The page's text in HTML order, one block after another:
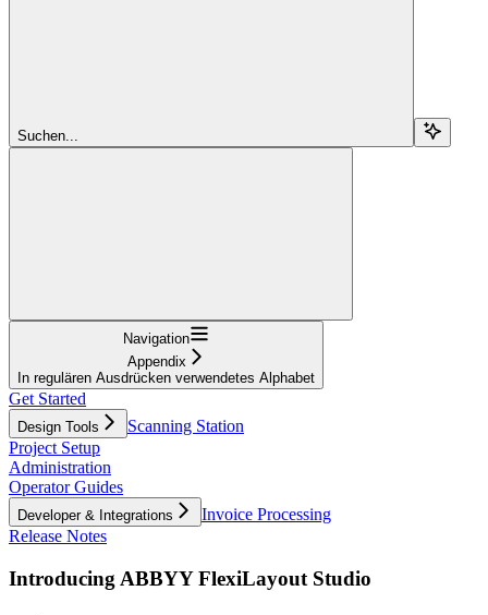
Suchen...
Navigation
Appendix
In regulären Ausdrücken verwendetes Alphabet
Get Started
Design Tools
Scanning Station
Project Setup
Administration
Operator Guides
Developer & Integrations
Invoice Processing
Release Notes
Introducing ABBYY FlexiLayout Studio